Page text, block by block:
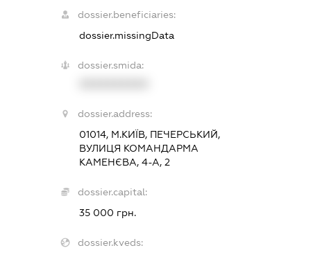
dossier.beneficiaries:
dossier.missingData
dossier.smida:
dossier.address:
01014, М.КИЇВ, ПЕЧЕРСЬКИЙ,
ВУЛИЦЯ КОМАНДАРМА
КАМЕНЄВА, 4-А, 2
dossier.capital:
35 000 грн.
dossier.kveds: